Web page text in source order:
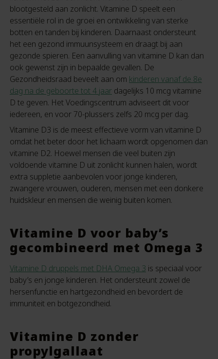
blootgesteld aan zonlicht. Vitamine D speelt een
essentiële rol in de groei en ontwikkeling van sterke
botten en tanden bij kinderen. Daarnaast ondersteunt
het een gezond immuunsysteem en draagt bij aan
gezonde spieren. Een aanvulling van vitamine D kan dan
ook gewenst zijn in bepaalde gevallen. De
Gezondheidsraad beveelt aan om kinderen vanaf de 8e
dag na de geboorte tot 4 jaar dagelijks 10 mcg vitamine
D te geven. Het Voedingscentrum adviseert dit voor
iedereen, en voor 70-plussers zelfs 20 mcg per dag.
Vitamine D3 is de meest effectieve vorm van vitamine D
omdat het beter door het lichaam wordt opgenomen dan
vitamine D2. Hoewel mensen die veel buiten zijn
voldoende vitamine D uit zonlicht kunnen halen, wordt
extra suppletie aanbevolen voor jonge kinderen,
zwangere vrouwen, ouderen, mensen met een donkere
huidskleur en mensen die weinig buiten komen.
Vitamine D voor baby’s
gecombineerd met Omega 3
Vitamine D druppels met DHA Omega 3 is speciaal voor
baby’s en jonge kinderen. Het ondersteunt zowel de
hersenfunctie en hartgezondheid en bevordert de
immuniteit en botgezondheid.
Vitamine D zonder
propylgallaat